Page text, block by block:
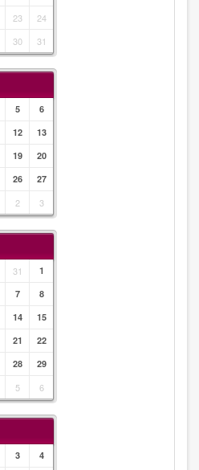
23
24
30 31
5
6
12
13
19
20
26
27
2 3
31
1
7
8
14
15
21
22
28
29
5 6
3 4